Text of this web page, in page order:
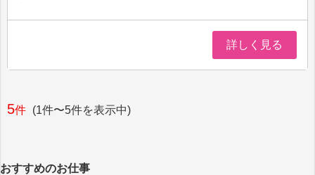
詳しく見る
5件 (1件〜5件を表示中)
おすすめのお仕事